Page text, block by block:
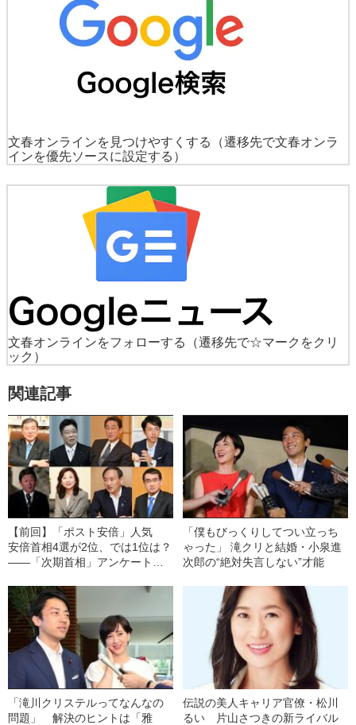
文春オンラインを見つけやすくする
（遷移先で文春オンラ
インを優先ソースに設定する）
文春オンラインをフォローする
（遷移先で☆マークをクリ
ック）
関連記事
【前回】「ポスト安倍」人気
安倍首相4選が2位、では1位は？
――「次期首相」アンケート結
「僕もびっくりしてつい立っち
ゃった」 滝クリと結婚・小泉進
次郎の“絶対失言しない”才能
「滝川クリステルってなんなの
問題」 解決のヒントは「雅
伝説の美人キャリア官僚・松川
るい 片山さつきの新ライバル